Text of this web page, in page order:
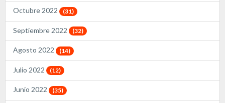
Octubre 2022 (31)
Septiembre 2022 (32)
Agosto 2022 (14)
Julio 2022 (12)
Junio 2022 (35)